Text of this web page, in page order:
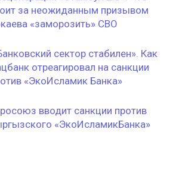
за неожиданным призывом
«заморозить» СВО
сектор стабилен». Как
отреагировал на санкции
«ЭкоИсламик Банка»
вводит санкции против
«ЭкоИсламикБанка»